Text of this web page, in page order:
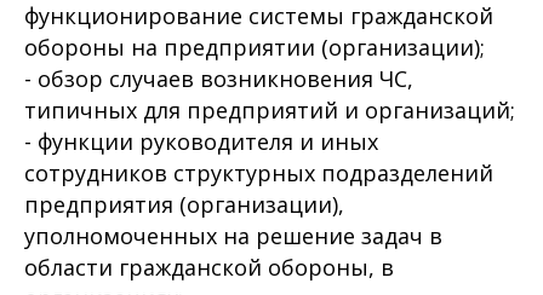
функционирование системы гражданской
обороны на предприятии (организации);
- обзор случаев возникновения ЧС,
типичных для предприятий и организаций;
- функции руководителя и иных
сотрудников структурных подразделений
предприятия (организации),
уполномоченных на решение задач в
области гражданской обороны, в